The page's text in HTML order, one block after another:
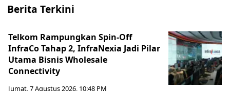
Berita Terkini
Telkom Rampungkan Spin-Off
InfraCo Tahap 2, InfraNexia Jadi Pilar
Utama Bisnis Wholesale
Connectivity
Jumat, 7 Agustus 2026, 10:48 PM